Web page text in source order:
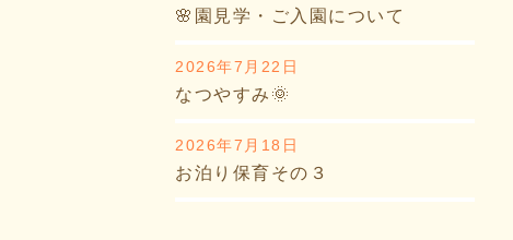
🌸園見学・ご入園について
2026年7月22日
なつやすみ🌞
2026年7月18日
お泊り保育その３